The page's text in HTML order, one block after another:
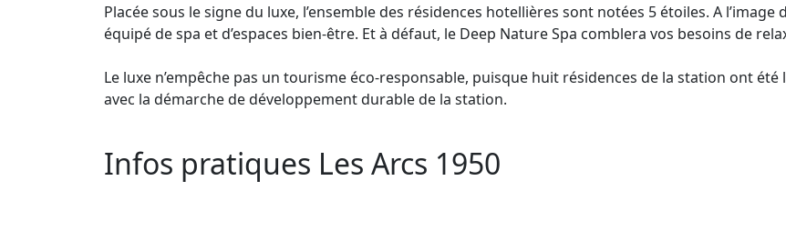
Placée sous le signe du luxe, l’ensemble des résidences hotellières sont notées 5 étoiles. A
équipé de spa et d’espaces bien-être. Et à défaut, le Deep Nature Spa comblera vos besoins de
Le luxe n’empêche pas un tourisme éco-responsable, puisque huit résidences de la station ont
avec la démarche de développement durable de la station.
Infos pratiques Les Arcs 1950